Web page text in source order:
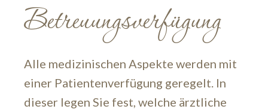
Betreuungsverfügung
Alle medizinischen Aspekte werden mit
einer Patientenverfügung geregelt. In
dieser legen Sie fest, welche ärztliche